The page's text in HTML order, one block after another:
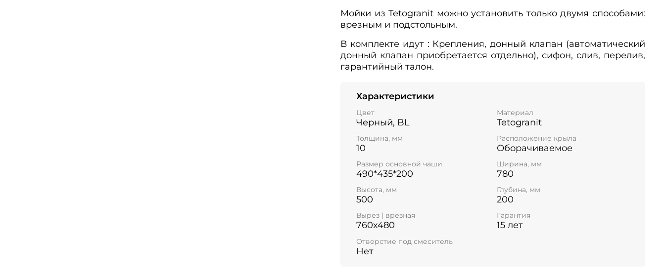
Мойки из Tetogranit можно установить только двумя способами:
врезным и подстольным.
В комплекте идут : Крепления, донный клапан (автоматический
донный клапан приобретается отдельно), сифон, слив, перелив,
гарантийный талон.
Характеристики
Цвет
Черный, BL
Материал
Tetogranit
Толщина, мм
10
Расположение крыла
Оборачиваемое
Размер основной чаши
490*435*200
Ширина, мм
780
Высота, мм
500
Глубина, мм
200
Вырез | врезная
760x480
Гарантия
15 лет
Отверстие под смеситель
Нет